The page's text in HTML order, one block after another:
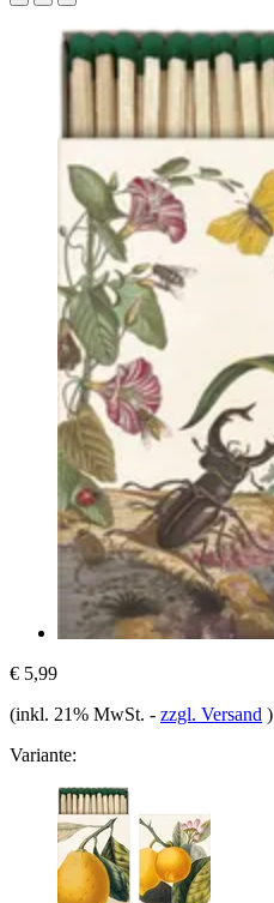
€ 5,99
(inkl. 21% MwSt. - zzgl. Versand )
Variante: